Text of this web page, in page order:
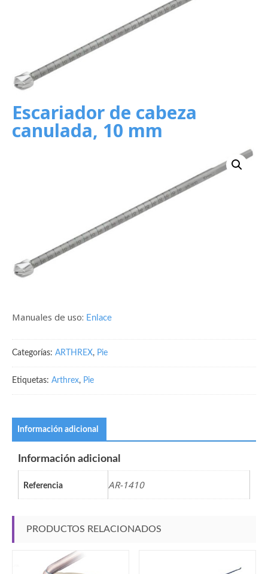
Escariador de cabeza
canulada, 10 mm
Manuales de uso: Enlace
Categorías: ARTHREX, Pie
Etiquetas: Arthrex, Pie
Información adicional
Información adicional
Referencia AR-1410
PRODUCTOS RELACIONADOS